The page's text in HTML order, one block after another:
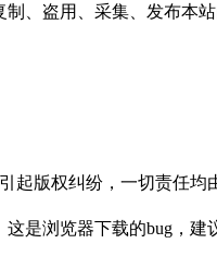
、盗用、采集、发布本
版权纠纷，一切责任均
是浏览器下载的bug，